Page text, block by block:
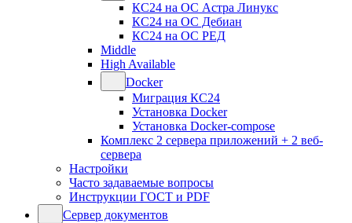
КС24 на ОС Астра Линукс
КС24 на ОС Дебиан
КС24 на ОС РЕД
Middle
High Available
Docker
Миграция КС24
Установка Docker
Установка Docker-compose
Комплекс 2 сервера приложений + 2 веб-
сервера
Настройки
Часто задаваемые вопросы
Инструкции ГОСТ и PDF
Сервер документов